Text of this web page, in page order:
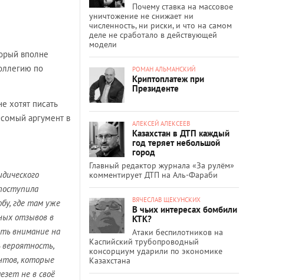
вполне
по
хотят писать
аргумент в
где там уже
отзывов в
внимание на
которые
не в своё
Почему ставка на массовое
уничтожение не снижает ни
численность, ни риски, и что на самом
деле не сработало в действующей
модели
РОМАН АЛЬМАНСКИЙ
Криптоплатеж при
Президенте
АЛЕКСЕЙ АЛЕКСЕЕВ
Казахстан в ДТП каждый
год теряет небольшой
город
Главный редактор журнала «За рулём»
комментирует ДТП на Аль-Фараби
ВЯЧЕСЛАВ ЩЕКУНСКИХ
В чьих интересах бомбили
КТК?
Атаки беспилотников на
Каспийский трубопроводный
консорциум ударили по экономике
Казахстана